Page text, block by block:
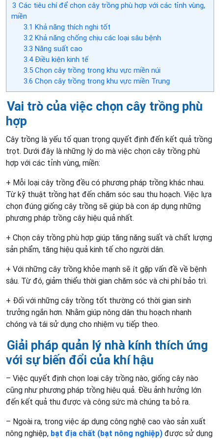
3 Các tiêu chí để chọn cây trồng phù hợp với các tỉnh vùng,
miền
3.1 Khả năng thích nghi tốt
3.2Khả năng chống chịu các loại sâu bệnh
3.3 Năng suất cao
3.4Điều kiện kinh tế
3.5Chọn cây trồng trong khu vực miền núi
3.6 Chọn cây trồng trong khu vực miền Trung
Vai trò của việc chọn cây trồng phù
hợp
Cây trồng là yếu tố quan trọng quyết định đến kết quả trồng
trọt. Dưới đây là những lý do mà việc chọn cây trồng phù
hợp với các tỉnh vùng, miền:
+ Mỗi loại cây trồng đều có phương pháp trồng khác nhau.
Từ kỹ thuật trồng hạt đến chăm sóc sau thu hoạch. Việc lựa
chọn đúng giống cây trồng sẽ giúp bà con áp dụng những
phương pháp trồng cây hiệu quả nhất.
+ Chọn cây trồng phù hợp giúp tăng năng suất và chất lượng
sản phẩm, tăng hiệu quả kinh tế cho người dân.
+ Với những cây trồng khỏe mạnh sẽ ít gặp vấn đề về bệnh
sâu. Từ đó, giảm thiểu thời gian chăm sóc và chi phí bảo trì.
+ Đối với những cây trồng tốt thường có thời gian sinh
trưởng ngắn hơn. Nhằm giúp nông dân thu hoạch nhanh
chóng và tái sử dụng cho nhiệm vụ tiếp theo.
Giải pháp quản lý nhà kính thích ứng
với sự biến đổi của khí hậu
– Việc quyết định chọn loại cây trồng nào, giống cây nào
cũng như phương pháp trồng hiệu quả. Đều ảnh hưởng lớn
đến kết quả thu được và công sức mà chúng ta bỏ ra.
– Ngoài ra, trong việc áp dụng công nghệ cao vào sản xuất
nông nghiệp, bạt địa chất (bạt nông nghiệp) được sử dụng